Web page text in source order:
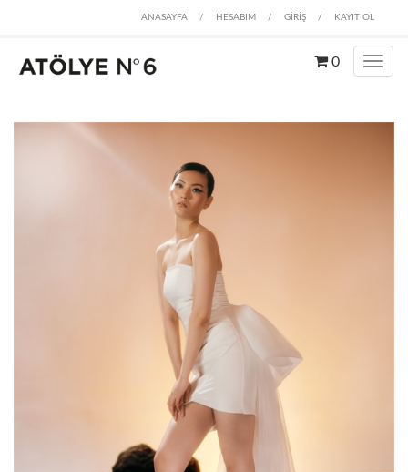
ANASAYFA / HESABIM / GİRİŞ / KAYIT OL
0